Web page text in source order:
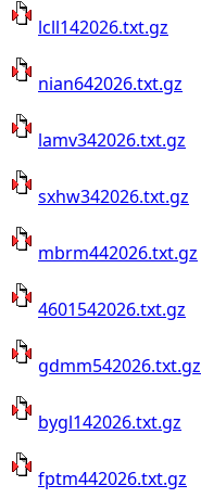
lcll142026.txt.gz
nian642026.txt.gz
lamv342026.txt.gz
sxhw342026.txt.gz
mbrm442026.txt.gz
4601542026.txt.gz
gdmm542026.txt.gz
bygl142026.txt.gz
fptm442026.txt.gz